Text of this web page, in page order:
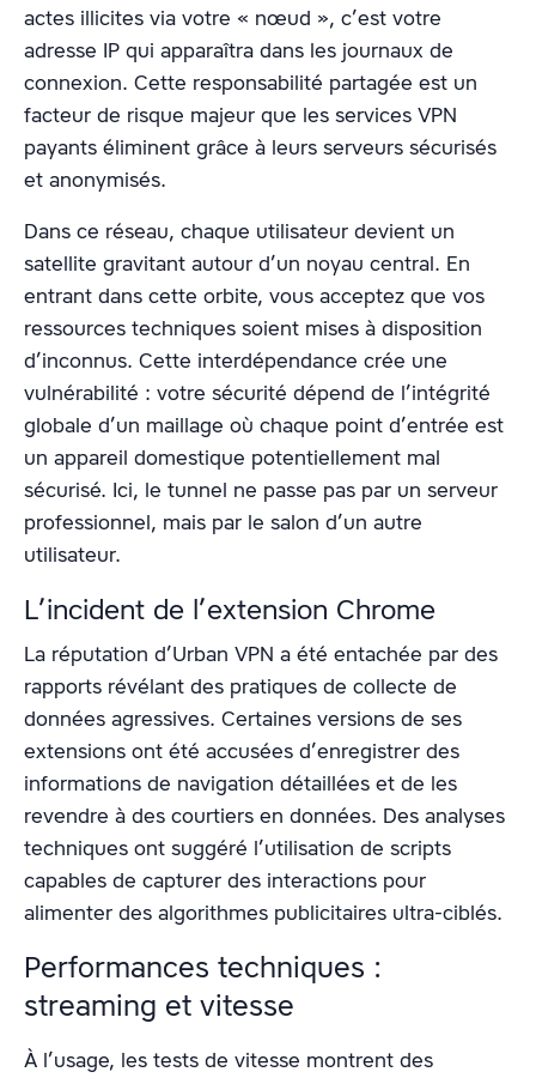
actes illicites via votre « nœud », c’est votre
adresse IP qui apparaîtra dans les journaux de
connexion. Cette responsabilité partagée est un
facteur de risque majeur que les services VPN
payants éliminent grâce à leurs serveurs sécurisés
et anonymisés.
Dans ce réseau, chaque utilisateur devient un
satellite gravitant autour d’un noyau central. En
entrant dans cette orbite, vous acceptez que vos
ressources techniques soient mises à disposition
d’inconnus. Cette interdépendance crée une
vulnérabilité : votre sécurité dépend de l’intégrité
globale d’un maillage où chaque point d’entrée est
un appareil domestique potentiellement mal
sécurisé. Ici, le tunnel ne passe pas par un serveur
professionnel, mais par le salon d’un autre
utilisateur.
L’incident de l’extension Chrome
La réputation d’Urban VPN a été entachée par des
rapports révélant des pratiques de collecte de
données agressives. Certaines versions de ses
extensions ont été accusées d’enregistrer des
informations de navigation détaillées et de les
revendre à des courtiers en données. Des analyses
techniques ont suggéré l’utilisation de scripts
capables de capturer des interactions pour
alimenter des algorithmes publicitaires ultra-ciblés.
Performances techniques :
streaming et vitesse
À l’usage, les tests de vitesse montrent des